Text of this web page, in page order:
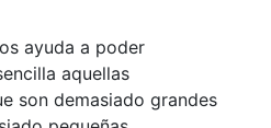
ayuda a poder
aquellas
son demasiado grandes